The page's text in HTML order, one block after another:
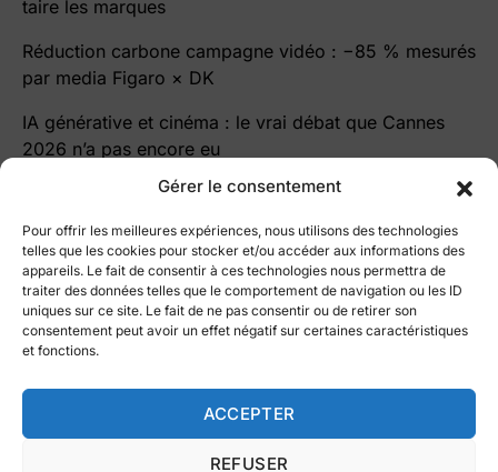
Gérer le consentement
Pour offrir les meilleures expériences, nous utilisons des technologies
telles que les cookies pour stocker et/ou accéder aux informations des
appareils. Le fait de consentir à ces technologies nous permettra de
traiter des données telles que le comportement de navigation ou les ID
uniques sur ce site. Le fait de ne pas consentir ou de retirer son
consentement peut avoir un effet négatif sur certaines caractéristiques
et fonctions.
ACCEPTER
REFUSER
taire les marques
Réduction carbone campagne vidéo : −85 % mesurés
par media Figaro × DK
IA générative et cinéma : le vrai débat que Cannes
2026 n’a pas encore eu
le blog Cutz
Le blog par ©Vidmizer
Intelligence Artificielle
Vidéo éco-responsable
Nous contacter
Marketing vidéo
Conditions Générales d’Utilisation